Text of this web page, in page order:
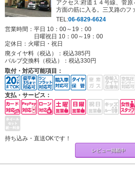
アクセス:府道１４号線、菅
方面の筋に入る。三叉路のフ
むかい
TEL:06-6829-6624
営業時間：平日 10：00～19：00
日曜祝日 10：00～19：00
定休日： 火曜日・祝日
廃タイヤ料（税込）： 税込385円
バルブ交換料（税込）： 税込330円
取付・対応可能項目：
支払・サービス：
持ち込み・直送OKです！
レビュー掲載中